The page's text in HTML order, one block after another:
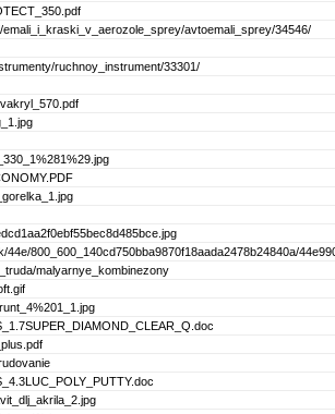
avtoemali_sprey/34546/
ruchnoy_instrument/33301/
44e/800_600_140cd750bba9870f18aada2478b24840a/
malyarnye_kombinezony